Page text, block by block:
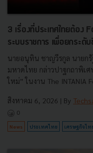
3 เรื่องที่ประเทศไทยต้อ
ระบบราชการ เพื่อยกระดั
นายอนุทิน ชาญวีรกูล นายกรั
มหาดไทย กล่าวปาฐกถาพิเ
ใหม่” ในงาน The INTANIA
สิงหาคม 6, 2026 | By
0
News ประเทศไทย เศรษฐกิจไท